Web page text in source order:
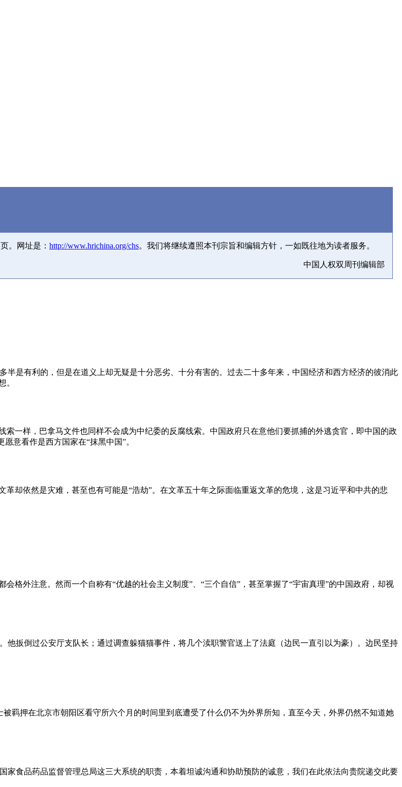
。网址是： http://www.hrichina.org/chs。我们将继续遵照本刊宗旨和编辑方针，一如既往地为读者服务。
中国人权双周刊编辑部
是有利的，但是在道义上却无疑是十分恶劣、十分有害的。过去二十多年来，中国经济和西方经济的彼消此
。
一样，巴拿马文件也同样不会成为中纪委的反腐线索。中国政府只在意他们要抓捕的外逃贪官，即中国的政
意看作是西方国家在“抹黑中国”。
却依然是灾难，甚至也有可能是“浩劫”。在文革五十年之际面临重返文革的危境，这是习近平和中共的悲
格外注意。然而一个自称有“优越的社会主义制度”、“三个自信”，甚至掌握了“宇宙真理”的中国政府，却视
扳倒过公安厅支队长；通过调查躲猫猫事件，将几个渎职警官送上了法庭（边民一直引以为豪）。边民坚持
羁押在北京市朝阳区看守所六个月的时间里到底遭受了什么仍不为外界所知，直至今天，外界仍然不知道她
食品药品监督管理总局这三大系统的职责，本着坦诚沟通和协助预防的诚意，我们在此依法向贵院递交此要